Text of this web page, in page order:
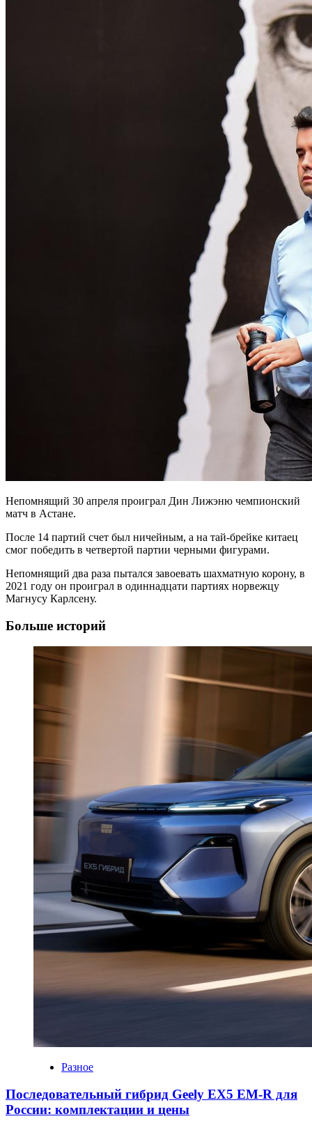
Непомнящий 30 апреля проиграл Дин Лижэню чемпионский
матч в Астане.
После 14 партий счет был ничейным, а на тай-брейке китаец
смог победить в четвертой партии черными фигурами.
Непомнящий два раза пытался завоевать шахматную корону, в
2021 году он проиграл в одиннадцати партиях норвежцу
Магнусу Карлсену.
Больше историй
Разное
Последовательный гибрид Geely EX5 EM-R для
России: комплектации и цены